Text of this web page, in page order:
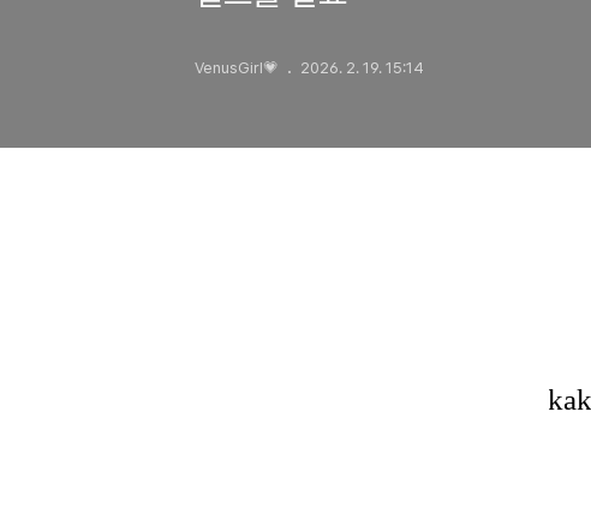
VenusGirl💗 2026. 2. 19. 15:14